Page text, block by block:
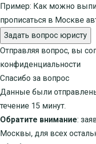
Пример: Как можно
прописаться в Москве
Задать вопрос юристу
Отправляя вопрос, вы
конфиденциальности
Спасибо за вопрос
Данные были
течение 15 минут.
Обратите внимание:
Москвы, для всех